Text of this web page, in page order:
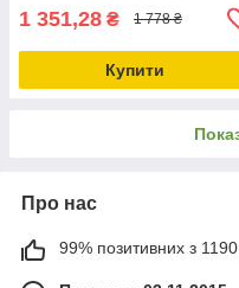
1 351,28 ₴ 1 778 ₴
Купити
Про нас
99% позитивних з 1190